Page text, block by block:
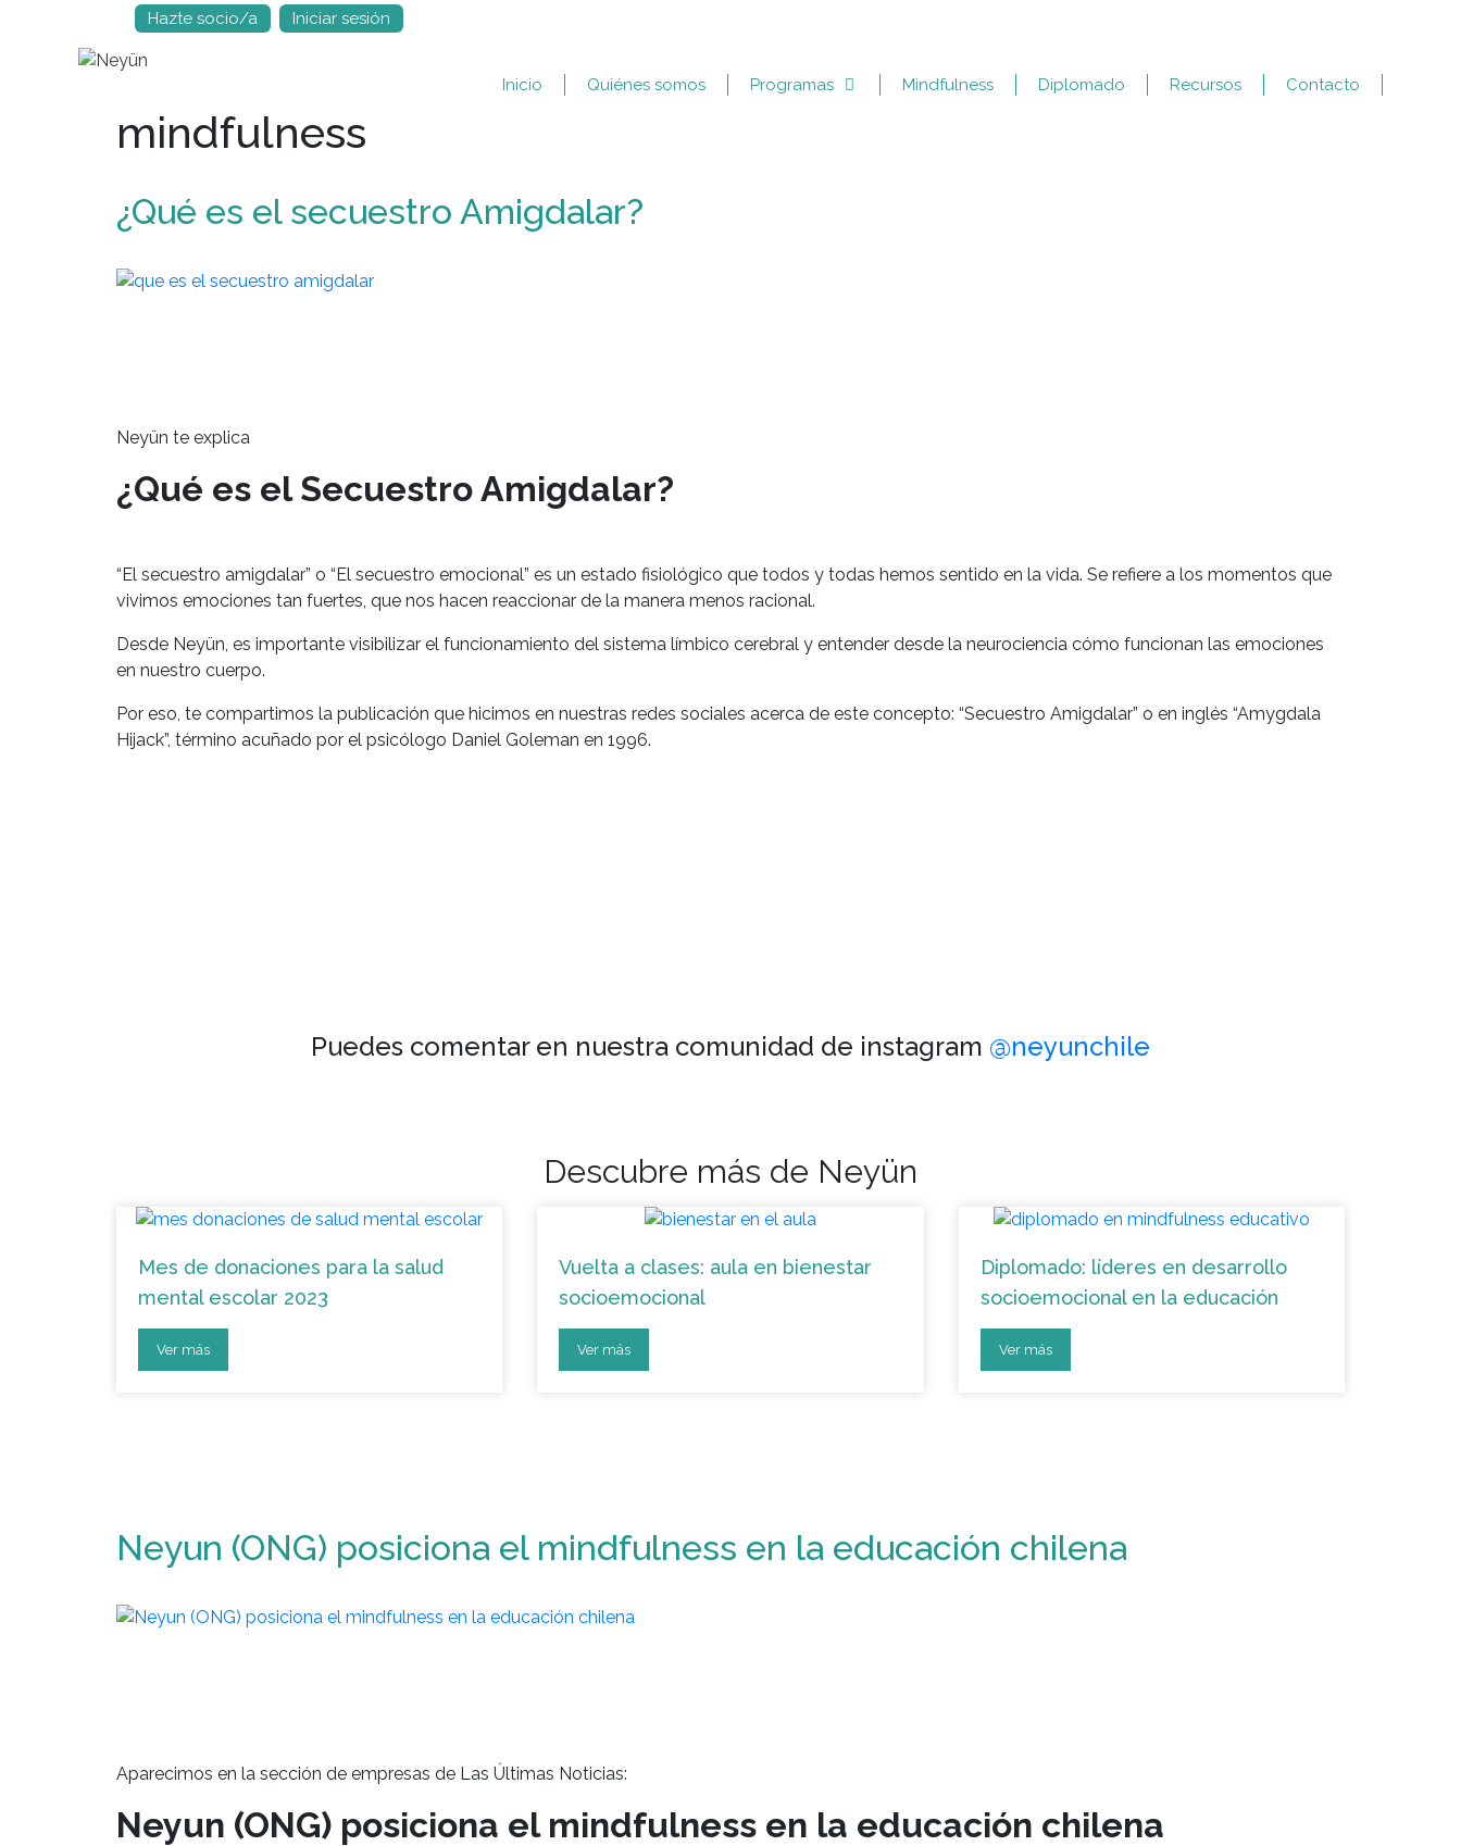
Hazte socio/a Iniciar sesión
Inicio Quiénes somos Programas Mindfulness Diplomado Recursos Contacto
mindfulness
¿Qué es el secuestro Amigdalar?
Neyün te explica
¿Qué es el Secuestro Amigdalar?
“El secuestro amigdalar” o “El secuestro emocional” es un estado fisiológico que todos y todas hemos sentido en la vida. Se refiere a los momentos que
vivimos emociones tan fuertes, que nos hacen reaccionar de la manera menos racional.
Desde Neyün, es importante visibilizar el funcionamiento del sistema límbico cerebral y entender desde la neurociencia cómo funcionan las emociones
en nuestro cuerpo.
Por eso, te compartimos la publicación que hicimos en nuestras redes sociales acerca de este concepto: “Secuestro Amigdalar” o en inglés “Amygdala
Hijack”, término acuñado por el psicólogo Daniel Goleman en 1996.
Puedes comentar en nuestra comunidad de instagram @neyunchile
Descubre más de Neyün
Mes de donaciones para la salud
mental escolar 2023
Ver más
Vuelta a clases: aula en bienestar
socioemocional
Ver más
Diplomado: líderes en desarrollo
socioemocional en la educación
Ver más
Neyun (ONG) posiciona el mindfulness en la educación chilena
Aparecimos en la sección de empresas de Las Últimas Noticias:
Neyun (ONG) posiciona el mindfulness en la educación chilena